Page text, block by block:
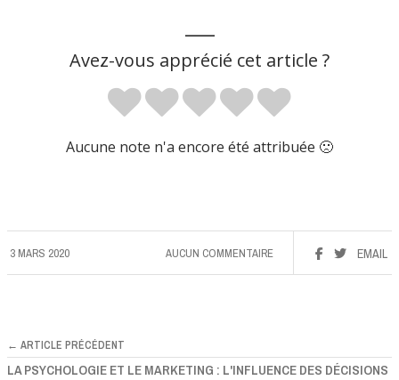
Avez-vous apprécié cet article ?
Aucune note n'a encore été attribuée 🙁
3 MARS 2020 EMAIL
AUCUN COMMENTAIRE
← ARTICLE PRÉCÉDENT
LA PSYCHOLOGIE ET LE MARKETING : L'INFLUENCE DES DÉCISIONS